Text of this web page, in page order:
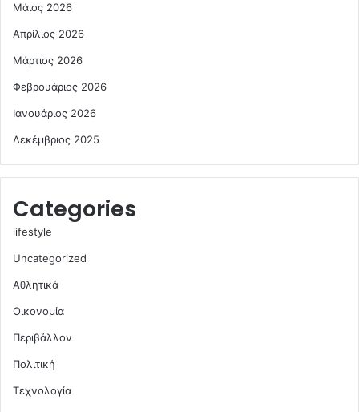
Μάιος 2026
Απρίλιος 2026
Μάρτιος 2026
Φεβρουάριος 2026
Ιανουάριος 2026
Δεκέμβριος 2025
Categories
lifestyle
Uncategorized
Αθλητικά
Οικονομία
Περιβάλλον
Πολιτική
Τεχνολογία